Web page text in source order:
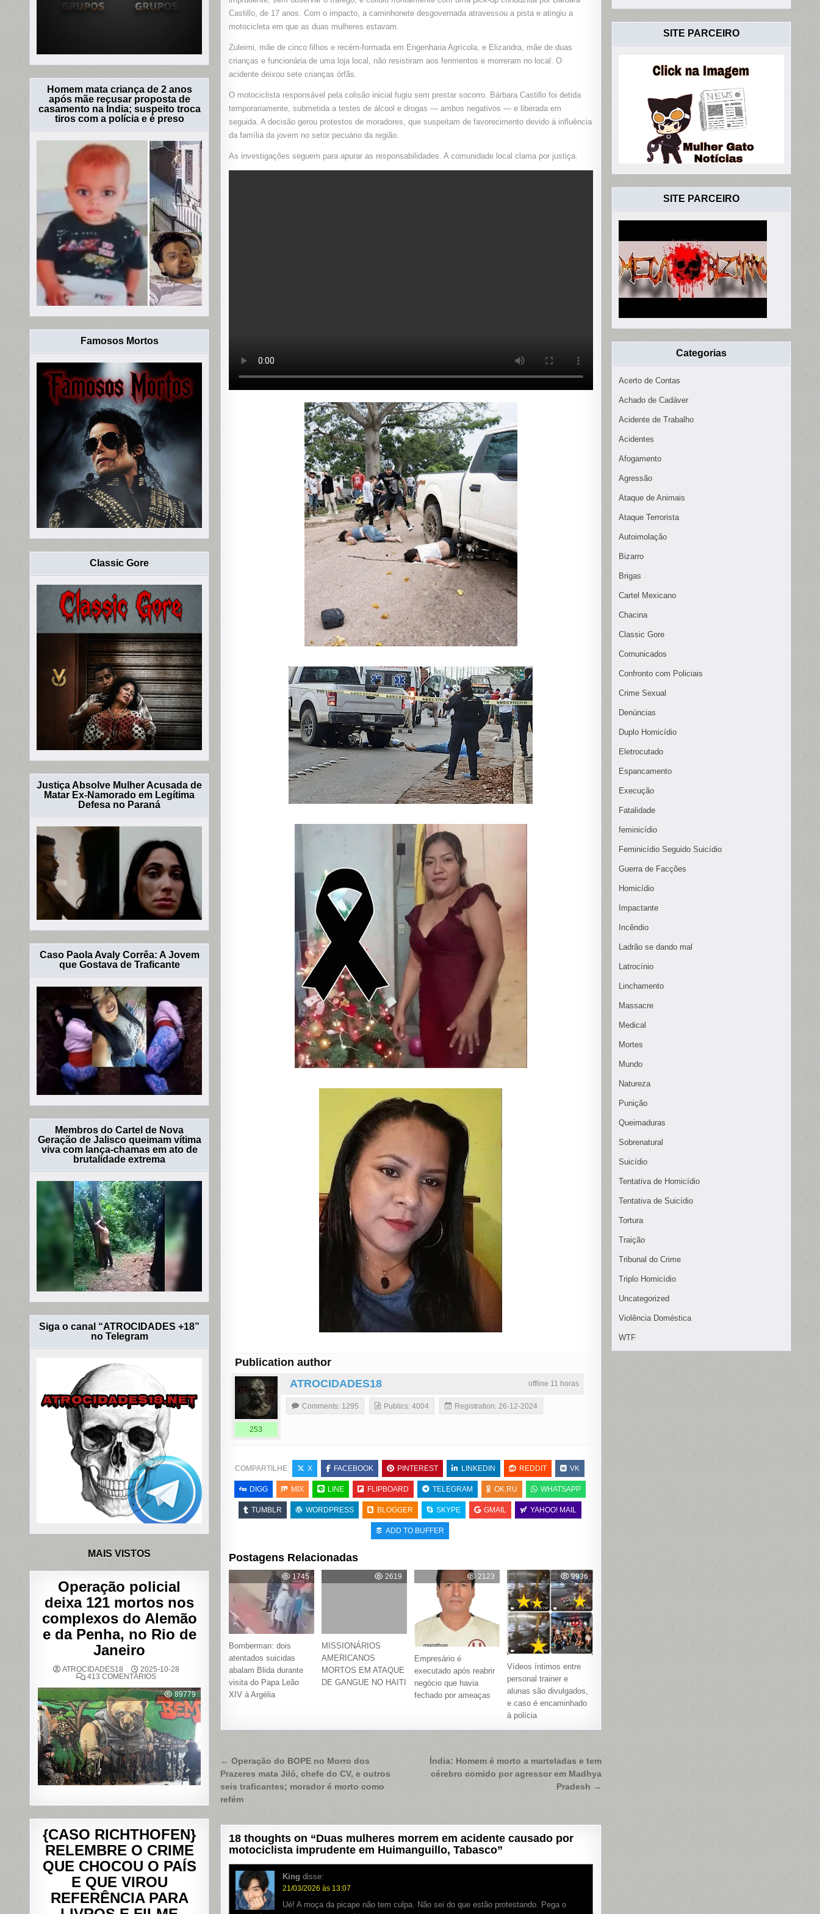
TABASCO
Castillo, de 17 anos. Com o impacto, a caminhonete desgovernada atravessou a pista e atingiu a
motocicleta em que as duas mulheres estavam.
Zuleimi, mãe de cinco filhos e recém-formada em Engenharia Agrícola, e Elizandra, mãe de duas
crianças e funcionária de uma loja local, não resistiram aos ferimentos e morreram no local. O
acidente deixou sete crianças órfãs.
O motociclista responsável pela colisão inicial fugiu sem prestar socorro. Bárbara Castillo foi detida
temporariamente, submetida a testes de álcool e drogas — ambos negativos — e liberada em
seguida. A decisão gerou protestos de moradores, que suspeitam de favorecimento devido à influência
da família da jovem no setor pecuário da região.
As investigações seguem para apurar as responsabilidades. A comunidade local clama por justiça.
Publication author
offline 11 horas
ATROCIDADES18
253
Comments: 1295 Publics: 4004 Registration: 26-12-2024
COMPARTILHE: X FACEBOOK PINTEREST LINKEDIN REDDIT VK
DIGG MIX LINE FLIPBOARD TELEGRAM OK.RU WHATSAPP
TUMBLR WORDPRESS BLOGGER SKYPE GMAIL YAHOO! MAIL
ADD TO BUFFER
Postagens Relacionadas
1745
Bomberman: dois
atentados suicidas
abalam Blida durante
visita do Papa Leão
XIV à Argélia
2619
MISSIONÁRIOS
AMERICANOS
MORTOS EM ATAQUE
DE GANGUE NO HAITI
2123
Empresário é
executado após reabrir
negócio que havia
fechado por ameaças
9936
Vídeos íntimos entre
personal trainer e
alunas são divulgados,
e caso é encaminhado
à polícia
Navegação
de
Post
Índia: Homem é morto a marteladas e tem
cérebro comido por agressor em Madhya
Pradesh →
← Operação do BOPE no Morro dos
Prazeres mata Jiló, chefe do CV, e outros
seis traficantes; morador é morto como
refém
18 thoughts on “Duas mulheres morrem em acidente causado por
motociclista imprudente em Huimanguillo, Tabasco”
King disse:
21/03/2026 às 13:07
Ué! A moça da picape não tem culpa. Não sei do que estão protestando. Pega o
Homem mata criança de 2 anos
após mãe recusar proposta de
casamento na Índia; suspeito troca
tiros com a polícia e é preso
Famosos Mortos
Classic Gore
Justiça Absolve Mulher Acusada de
Matar Ex-Namorado em Legítima
Defesa no Paraná
Caso Paola Avaly Corrêa: A Jovem
que Gostava de Traficante
Membros do Cartel de Nova
Geração de Jalisco queimam vítima
viva com lança-chamas em ato de
brutalidade extrema
Siga o canal “ATROCIDADES +18”
no Telegram
MAIS VISTOS
Operação policial
deixa 121 mortos nos
complexos do Alemão
e da Penha, no Rio de
Janeiro
ATROCIDADES18
2025-10-28
413 COMENTÁRIOSEM
POLICIAL
DEIXA
121
MORTOS
NOS
COMPLEXOS
DO
ALEMÃO
E
DA
PENHA,
NO
RIO
DE
89779
{CASO RICHTHOFEN}
RELEMBRE O CRIME
QUE CHOCOU O PAÍS
E QUE VIROU
REFERÊNCIA PARA
SITE PARCEIRO
SITE PARCEIRO
Categorias
Acerto de Contas
Achado de Cadáver
Acidente de Trabalho
Acidentes
Afogamento
Agressão
Ataque de Animais
Ataque Terrorista
Autoimolação
Bizarro
Brigas
Cartel Mexicano
Chacina
Classic Gore
Comunicados
Confronto com Policiais
Crime Sexual
Denúncias
Duplo Homicídio
Eletrocutado
Espancamento
Execução
Fatalidade
feminicídio
Feminicídio Seguido Suicídio
Guerra de Facções
Homicídio
Impactante
Incêndio
Ladrão se dando mal
Latrocínio
Linchamento
Massacre
Medical
Mortes
Mundo
Natureza
Punição
Queimaduras
Sobrenatural
Suicídio
Tentativa de Homicídio
Tentativa de Suicídio
Tortura
Traição
Tribunal do Crime
Triplo Homicídio
Uncategorized
Violência Doméstica
WTF